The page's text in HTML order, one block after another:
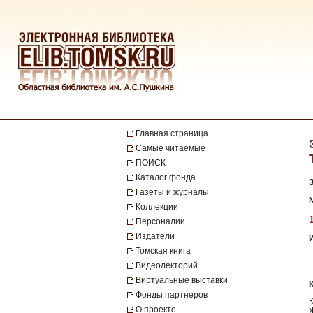
Главная страница
Самые читаемые
ПОИСК
Каталог фонда
Газеты и журналы
Коллекции
Персоналии
Издатели
Томская книга
Видеолекторий
Виртуальные выставки
Фонды партнеров
О проекте